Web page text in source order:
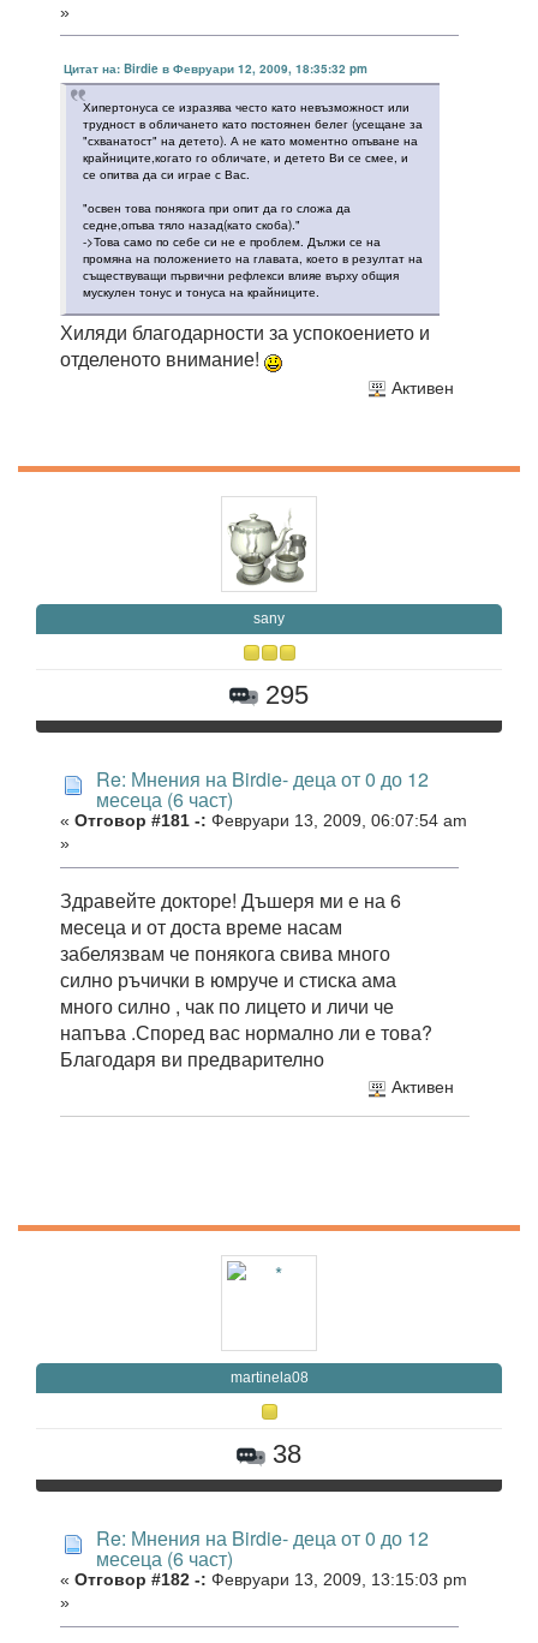
»
Цитат на: Birdie в Февруари 12, 2009, 18:35:32 pm
Хипертонуса се изразява често като невъзможност или
трудност в обличането като постоянен белег (усещане за
"схванатост" на детето). А не като моментно опъване на
крайниците,когато го обличате, и детето Ви се смее, и
се опитва да си играе с Вас.
"освен това понякога при опит да го сложа да
седне,опъва тяло назад(като скоба)."
->Това само по себе си не е проблем. Дължи се на
промяна на положението на главата, което в резултат на
съществуващи първични рефлекси влияе върху общия
мускулен тонус и тонуса на крайниците.
Хиляди благодарности за успокоението и
отделеното внимание!
Активен
sany
295
Re: Мнения на Birdie- деца от 0 до 12
месеца (6 част)
« Отговор #181 -: Февруари 13, 2009, 06:07:54 am
»
Здравейте докторе! Дъшеря ми е на 6
месеца и от доста време насам
забелязвам че понякога свива много
силно ръчички в юмруче и стиска ама
много силно , чак по лицето и личи че
напъва .Според вас нормално ли е това?
Благодаря ви предварително
Активен
martinela08
38
Re: Мнения на Birdie- деца от 0 до 12
месеца (6 част)
« Отговор #182 -: Февруари 13, 2009, 13:15:03 pm
»